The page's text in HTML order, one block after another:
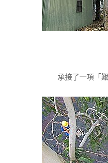
承接了一項「艱